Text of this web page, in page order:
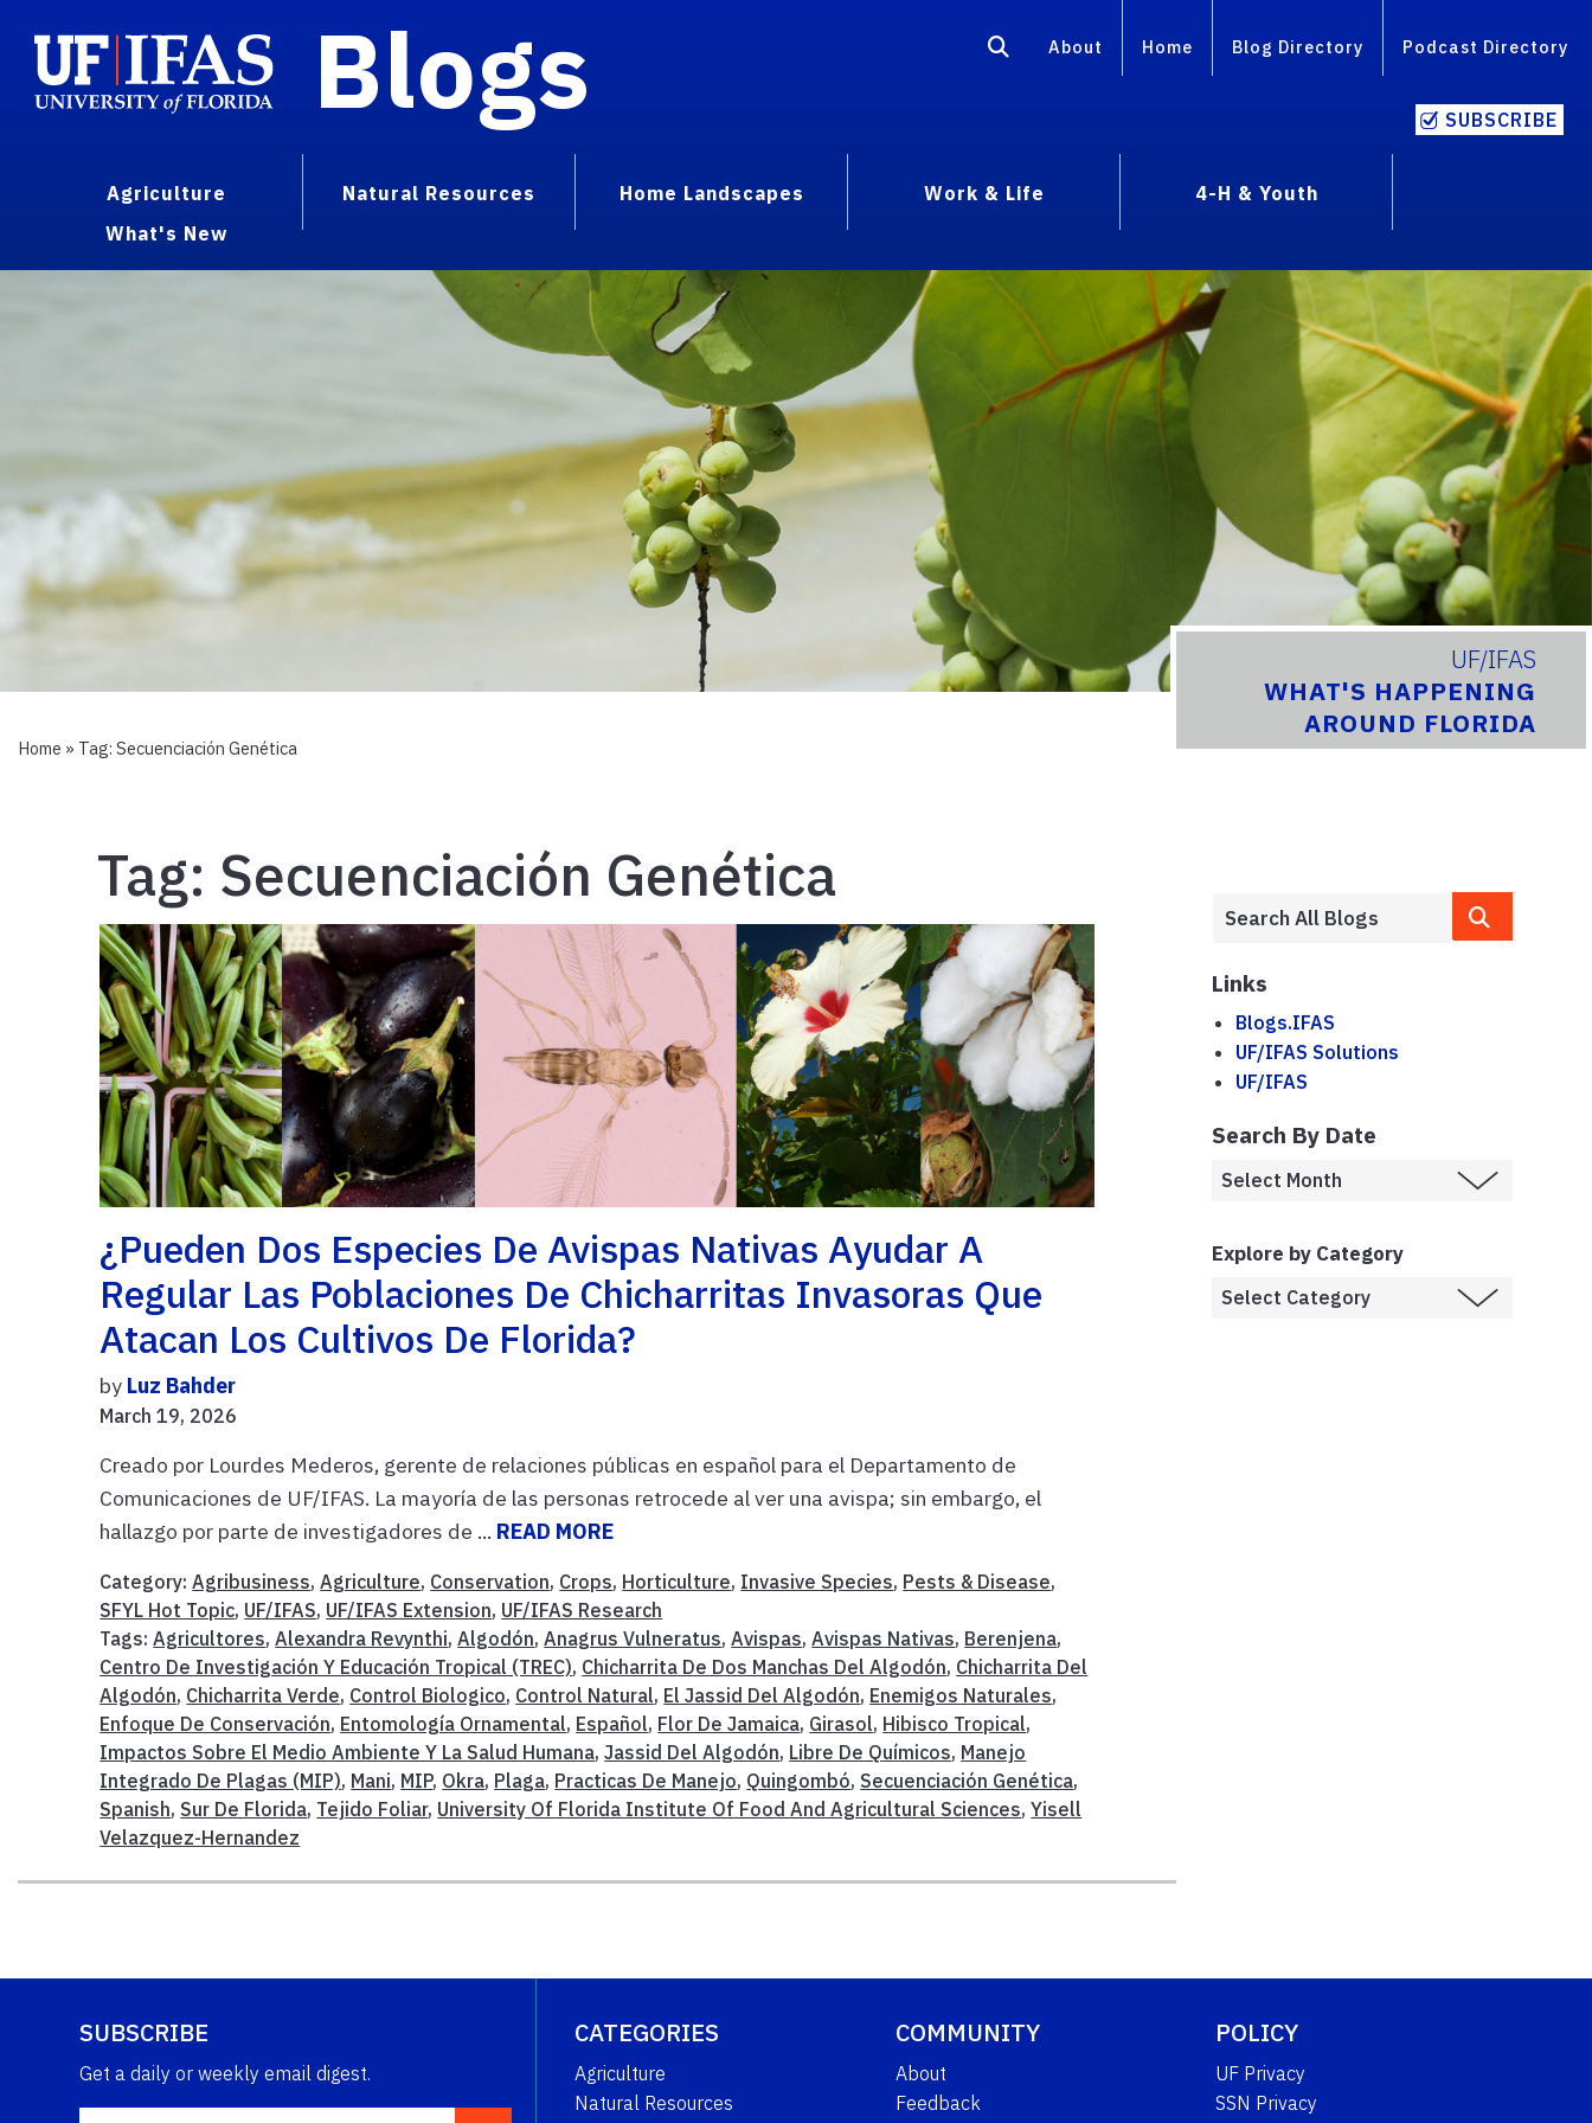
Blogs About Home Blog Directory Podcast Directory
SUBSCRIBE
Agriculture Natural Resources Home Landscapes Work & Life
4-H & Youth
What's New
UF/IFAS
WHAT'S HAPPENING
AROUND FLORIDA
Home » Tag: Secuenciación Genética
Tag: Secuenciación Genética
¿Pueden Dos Especies De Avispas Nativas Ayudar A
Regular Las Poblaciones De Chicharritas Invasoras Que
Atacan Los Cultivos De Florida?
by Luz Bahder
March 19, 2026
Creado por Lourdes Mederos, gerente de relaciones públicas en español para el Departamento de
Comunicaciones de UF/IFAS. La mayoría de las personas retrocede al ver una avispa; sin embargo, el
hallazgo por parte de investigadores de ... READ MORE
Category:Agribusiness,Agriculture, Conservation, Crops, Horticulture, Invasive Species, Pests & Disease,
SFYL Hot Topic, UF/IFAS, UF/IFAS Extension, UF/IFAS Research
Tags:Agricultores,Alexandra Revynthi,Algodón,Anagrus Vulneratus,Avispas,Avispas Nativas, Berenjena,
Centro De Investigación Y Educación Tropical (TREC), Chicharrita De Dos Manchas Del Algodón, Chicharrita Del
Algodón, Chicharrita Verde, Control Biologico, Control Natural, El Jassid Del Algodón, Enemigos Naturales,
Enfoque De Conservación, Entomología Ornamental, Español, Flor De Jamaica, Girasol, Hibisco Tropical,
Impactos Sobre El Medio Ambiente Y La Salud Humana,Jassid Del Algodón, Libre De Químicos, Manejo
Integrado De Plagas (MIP), Mani, MIP, Okra, Plaga, Practicas De Manejo, Quingombó, Secuenciación Genética,
Spanish, Sur De Florida, Tejido Foliar, University Of Florida Institute Of Food And Agricultural Sciences,Yisell
Velazquez-Hernandez
Links
Blogs.IFAS
UF/IFAS Solutions
UF/IFAS
Search By Date
Explore by Category
SUBSCRIBE
Get a daily or weekly email digest.
CATEGORIES
Agriculture
Natural Resources
COMMUNITY
About
Feedback
POLICY
UF Privacy
SSN Privacy